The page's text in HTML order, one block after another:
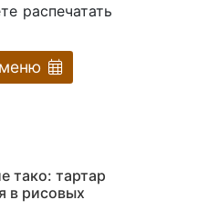
распечатать
тако: тартар
в рисовых